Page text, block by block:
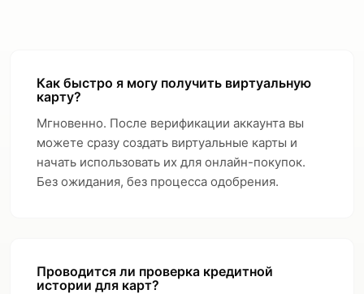
Как быстро я могу получить виртуальную
карту?
Мгновенно. После верификации аккаунта вы
можете сразу создать виртуальные карты и
начать использовать их для онлайн-покупок.
Без ожидания, без процесса одобрения.
Проводится ли проверка кредитной
истории для карт?